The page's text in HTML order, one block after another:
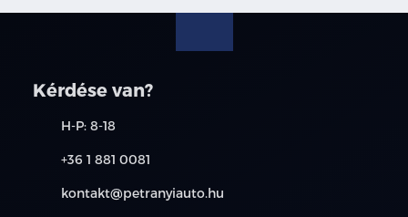
minősülnek ajánlattételnek, a képek csak illusztrációk. A
információkért kérjen árajánlatot vagy vegye fel velünk a
kérjük, érdeklődjön munkatársainknál. A meghirdetett
érvényes, a részletekről érdeklődjön a munkatársainknál.
Kérdése van?
H-P: 8-18
+36 1 881 0081
kontakt@petranyiauto.hu